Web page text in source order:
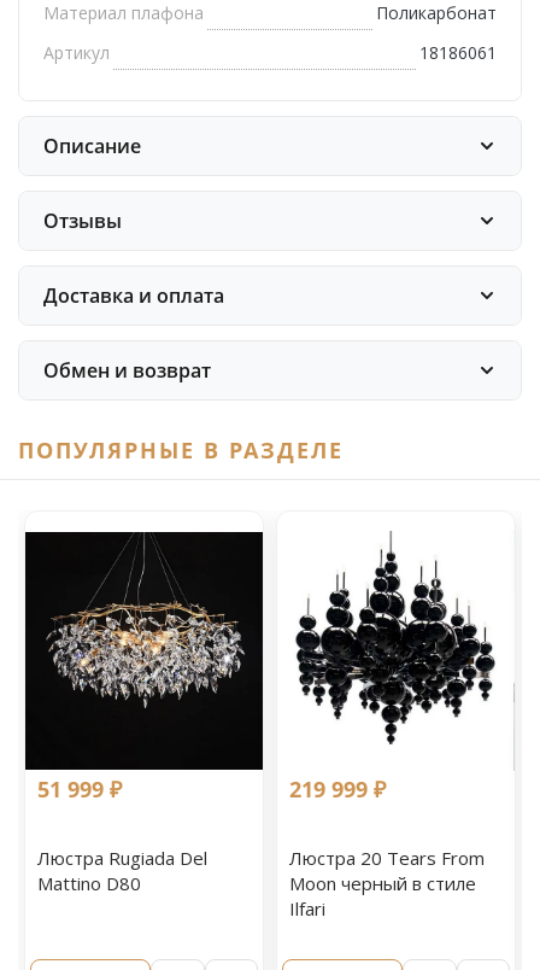
Материал плафона
Поликарбонат
Артикул
18186061
Описание
Отзывы
Доставка и оплата
Обмен и возврат
ПОПУЛЯРНЫЕ В РАЗДЕЛЕ
51 999 ₽
Люстра Rugiada Del
Mattino D80
219 999 ₽
Люстра 20 Tears From
Moon черный в стиле
Ilfari